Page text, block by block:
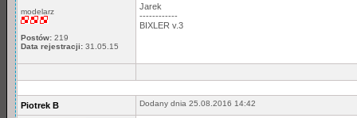
modelarz
Postów: 219
Data rejestracji: 31.05.15
Jarek
------------
BIXLER v.3
Piotrek B Dodany dnia 25.08.2016 14:42